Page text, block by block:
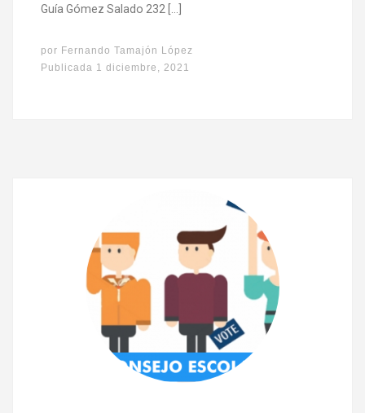
Guía Gómez Salado 232 […]
por Fernando Tamajón López
Publicada 1 diciembre, 2021